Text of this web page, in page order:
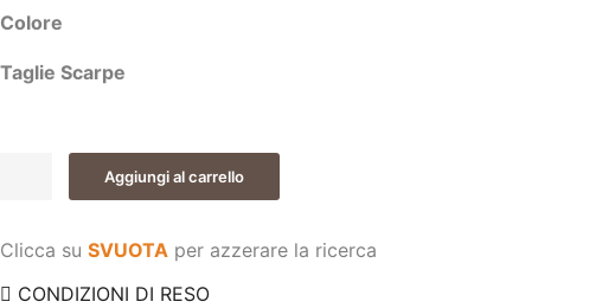
Colore
Taglie Scarpe
Aggiungi al carrello
Clicca su SVUOTA per azzerare la ricerca
CONDIZIONI DI RESO